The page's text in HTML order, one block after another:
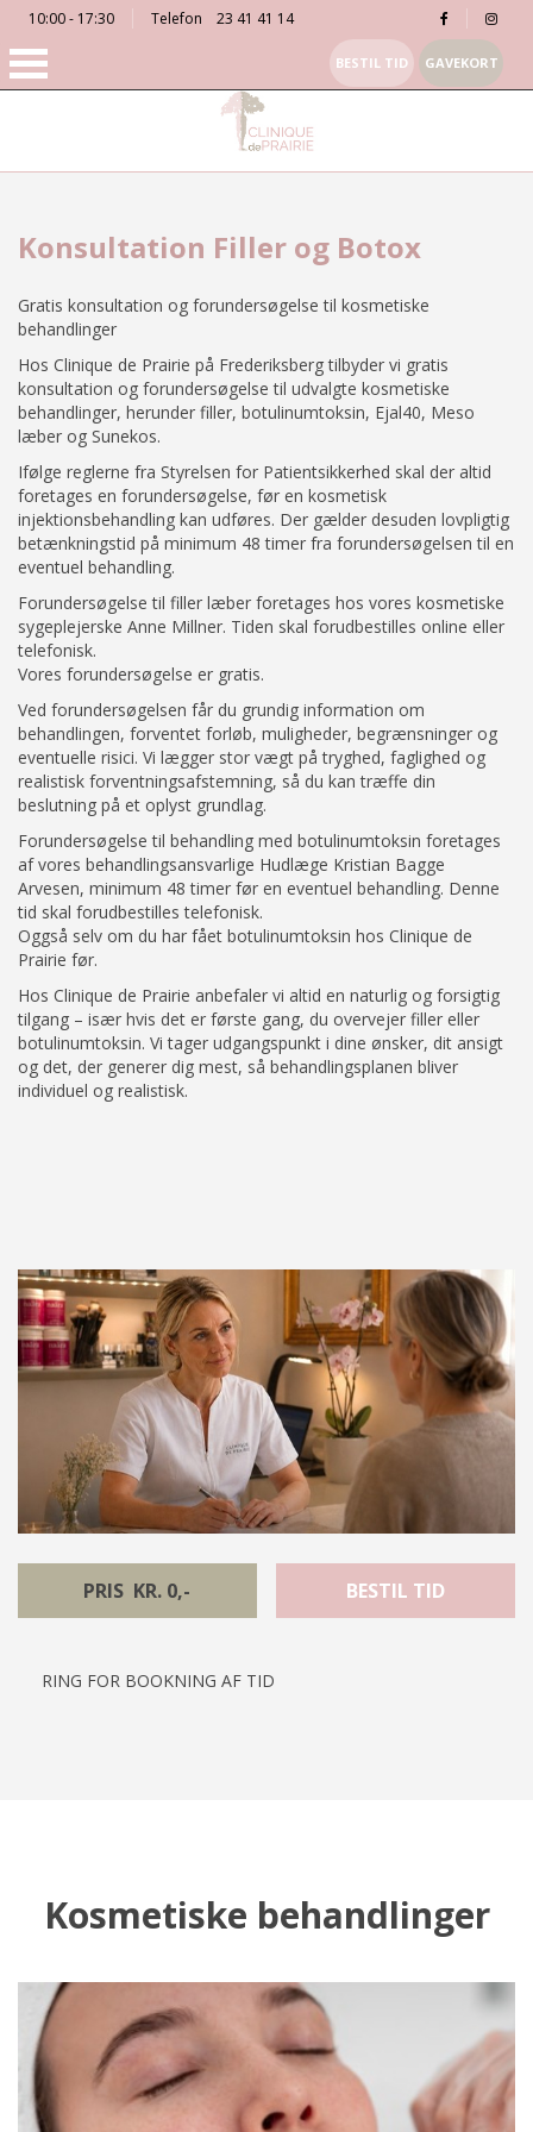
10:00 - 17:30 Telefon 23 41 41 14
BESTIL TID GAVEKORT
Konsultation Filler og Botox
Gratis konsultation og forundersøgelse til kosmetiske
behandlinger
Hos Clinique de Prairie på Frederiksberg tilbyder vi gratis
konsultation og forundersøgelse til udvalgte kosmetiske
behandlinger, herunder filler, botulinumtoksin, Ejal40, Meso
læber og Sunekos.
Ifølge reglerne fra Styrelsen for Patientsikkerhed skal der altid
foretages en forundersøgelse, før en kosmetisk
injektionsbehandling kan udføres. Der gælder desuden lovpligtig
betænkningstid på minimum 48 timer fra forundersøgelsen til en
eventuel behandling.
Forundersøgelse til filler læber foretages hos vores kosmetiske
sygeplejerske Anne Millner. Tiden skal forudbestilles online eller
telefonisk.
Vores forundersøgelse er gratis.
Ved forundersøgelsen får du grundig information om
behandlingen, forventet forløb, muligheder, begrænsninger og
eventuelle risici. Vi lægger stor vægt på tryghed, faglighed og
realistisk forventningsafstemning, så du kan træffe din
beslutning på et oplyst grundlag.
Forundersøgelse til behandling med botulinumtoksin foretages
af vores behandlingsansvarlige Hudlæge Kristian Bagge
Arvesen, minimum 48 timer før en eventuel behandling. Denne
tid skal forudbestilles telefonisk.
Oggså selv om du har fået botulinumtoksin hos Clinique de
Prairie før.
Hos Clinique de Prairie anbefaler vi altid en naturlig og forsigtig
tilgang – især hvis det er første gang, du overvejer filler eller
botulinumtoksin. Vi tager udgangspunkt i dine ønsker, dit ansigt
og det, der generer dig mest, så behandlingsplanen bliver
individuel og realistisk.
PRIS KR. 0,- BESTIL TID
RING FOR BOOKNING AF TID
Kosmetiske behandlinger